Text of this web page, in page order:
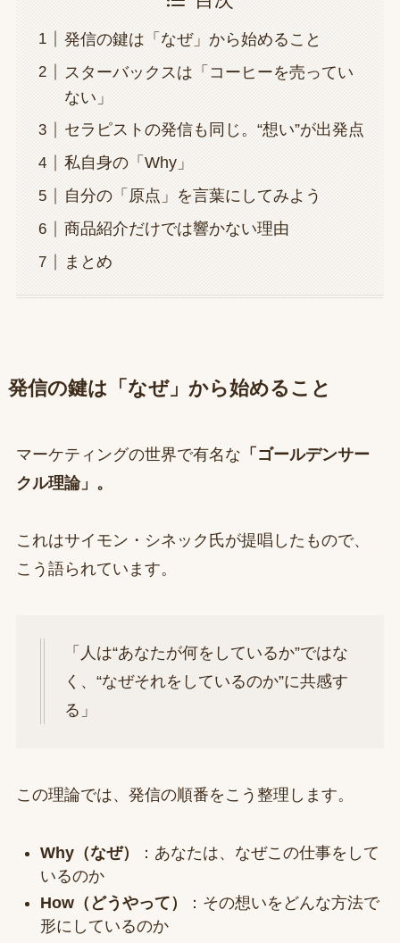
発信の鍵は「なぜ」から始めること
スターバックスは「コーヒーを売ってい
ない」
セラピストの発信も同じ。“想い”が出発点
私自身の「Why」
自分の「原点」を言葉にしてみよう
商品紹介だけでは響かない理由
まとめ
発信の鍵は「なぜ」から始めること
マーケティングの世界で有名な 「ゴールデンサー
クル理論」。
これはサイモン・シネック氏が提唱したもので、
こう語られています。
「人は“あなたが何をしているか”ではな
く、“なぜそれをしているのか”に共感す
る」
この理論では、発信の順番をこう整理します。
Why（なぜ）
：あなたは、なぜこの仕事をして
いるのか
How（どうやって）
：その想いをどんな方法で
形にしているのか